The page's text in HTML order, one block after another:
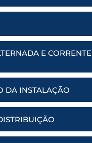
E CORRENTE
DA INSTALAÇÃO